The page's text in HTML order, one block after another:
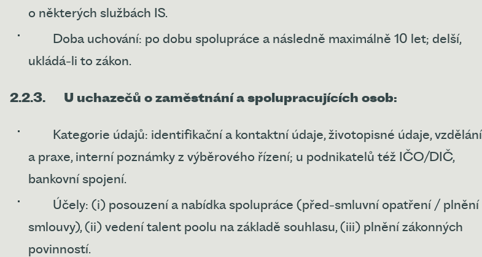
o některých službách IS.
Doba uchování: po dobu spolupráce a následně maximálně 10 let; delší,
ukládá‑ li to zákon.
2.2.3. U uchazečů o zaměstnání a spolupracujících osob:
Kategorie údajů: identifikační a kontaktní údaje, životopisné údaje, vzdělání
a praxe, interní poznámky z výběrového řízení; u podnikatelů též IČO/DIČ,
bankovní spojení.
Účely: (i) posouzení a nabídka spolupráce (před‑smluvní opatření / plnění
smlouvy), (ii) vedení talent poolu na základě souhlasu, (iii) plnění zákonných
povinností.